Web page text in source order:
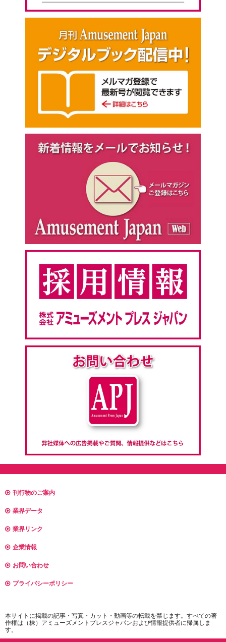
刊行物のご案内
業界データ
業界リンク
企業情報
お問い合わせ
プライバシーポリシー
本サイトに掲載の記事・写真・カット・動画等の転載を禁じます。すべての著
作権は（株）アミューズメントプレスジャパンおよび情報提供者に帰属しま
す。